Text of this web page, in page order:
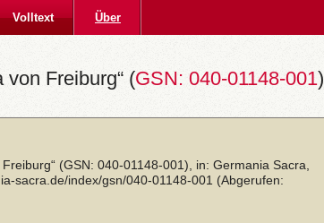
Volltext Über
von Freiburg“ (GSN: 040-01148-001)
(GSN: 040-01148-001), in: Germania Sacra,
sacra.de/index/gsn/040-01148-001 (Abgerufen: